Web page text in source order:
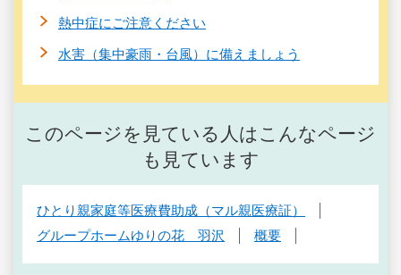
熱中症にご注意ください
水害（集中豪雨・台風）に備えましょう
このページを見ている人はこんなページ
も見ています
ひとり親家庭等医療費助成（マル親医療証）
グループホームゆりの花 羽沢
概要